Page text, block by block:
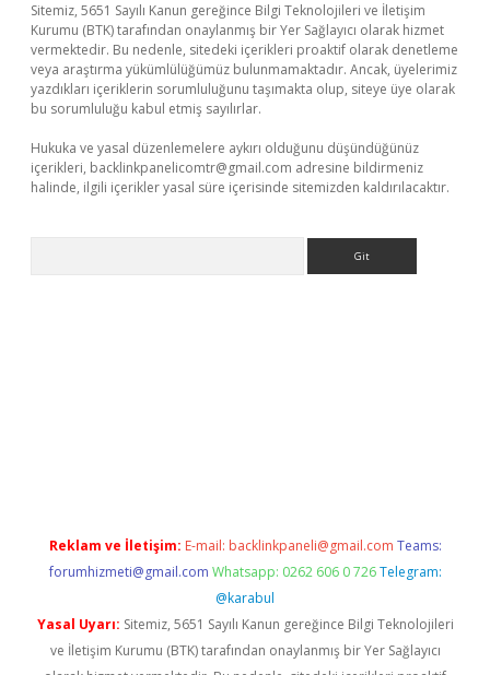
Sitemiz, 5651 Sayılı Kanun gereğince Bilgi Teknolojileri ve İletişim
Kurumu (BTK) tarafından onaylanmış bir Yer Sağlayıcı olarak hizmet
vermektedir. Bu nedenle, sitedeki içerikleri proaktif olarak denetleme
veya araştırma yükümlülüğümüz bulunmamaktadır. Ancak, üyelerimiz
yazdıkları içeriklerin sorumluluğunu taşımakta olup, siteye üye olarak
bu sorumluluğu kabul etmiş sayılırlar.
Hukuka ve yasal düzenlemelere aykırı olduğunu düşündüğünüz
içerikleri, backlinkpanelicomtr@gmail.com adresine bildirmeniz
halinde, ilgili içerikler yasal süre içerisinde sitemizden kaldırılacaktır.
Reklam ve İletişim: E-mail: backlinkpaneli@gmail.com Teams:
forumhizmeti@gmail.com Whatsapp: 0262 606 0 726 Telegram:
@karabul
Yasal Uyarı: Sitemiz, 5651 Sayılı Kanun gereğince Bilgi Teknolojileri
ve İletişim Kurumu (BTK) tarafından onaylanmış bir Yer Sağlayıcı